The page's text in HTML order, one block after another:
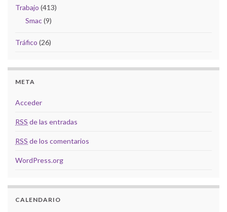
Trabajo (413)
Smac(9)
Tráfico (26)
META
Acceder
RSS de las entradas
RSS de los comentarios
WordPress.org
CALENDARIO